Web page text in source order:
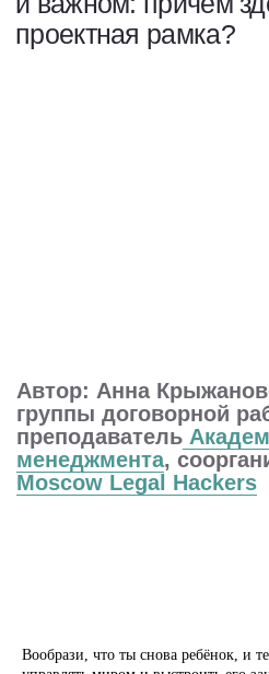
Вообрази, что ты снова ребёнок, и